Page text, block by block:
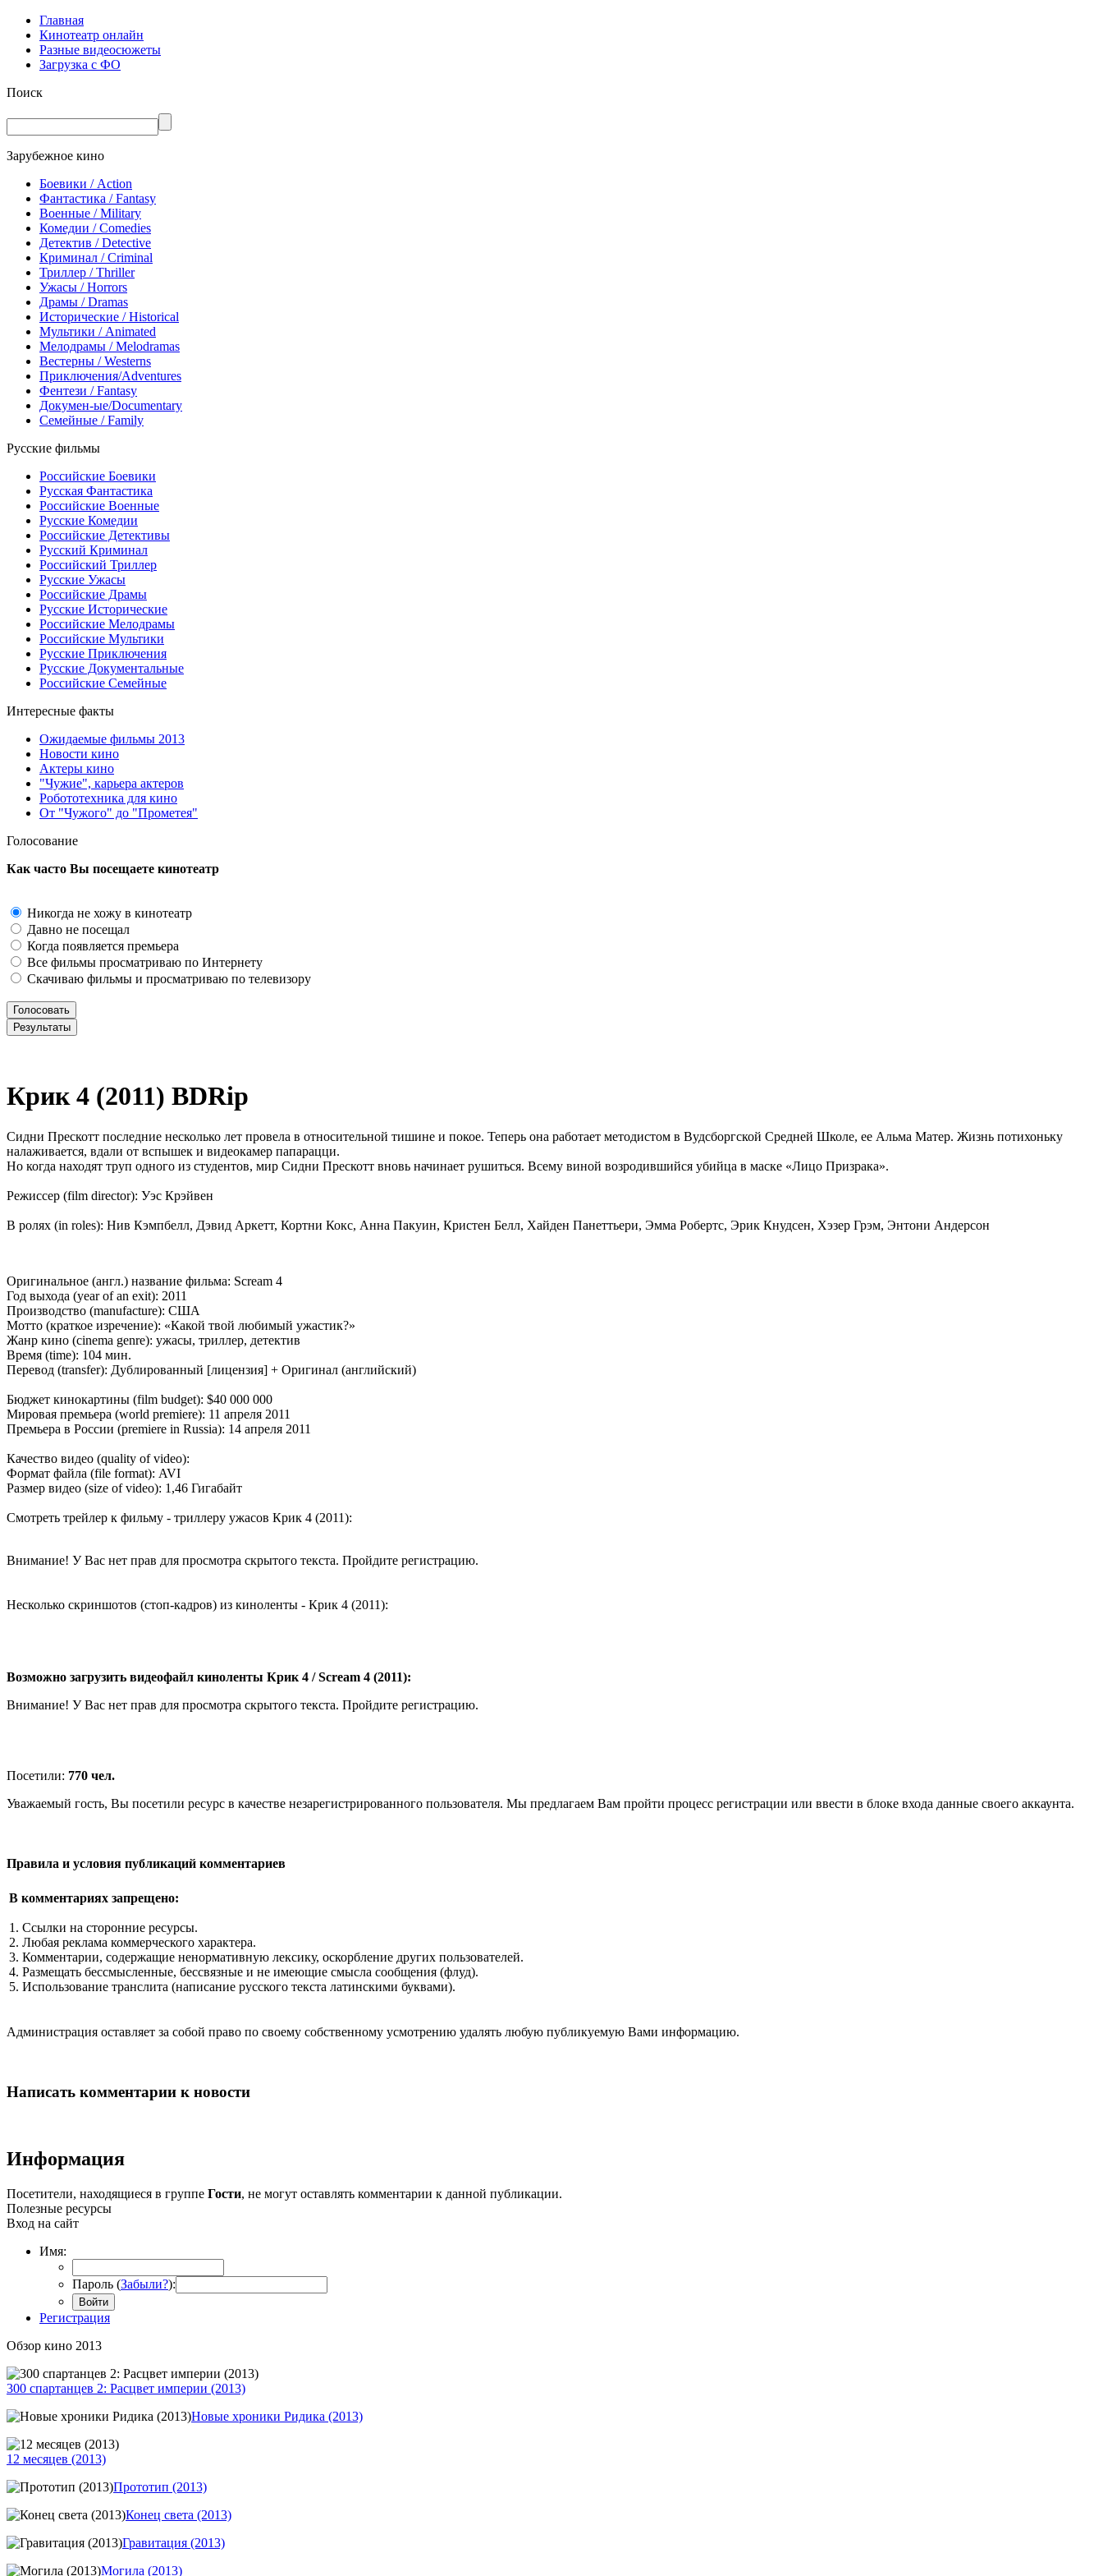
Главная
Кинотеатр онлайн
Разные видеосюжеты
Загрузка с ФО
Поиск
Зарубежное кино
Боевики / Action
Фантастика / Fantasy
Военные / Military
Комедии / Comedies
Детектив / Detective
Криминал / Criminal
Триллер / Thriller
Ужасы / Horrors
Драмы / Dramas
Исторические / Historical
Мультики / Animated
Мелодрамы / Melodramas
Вестерны / Westerns
Приключения/Adventures
Фентези / Fantasy
Докумен-ые/Documentary
Семейные / Family
Русские фильмы
Российские Боевики
Русская Фантастика
Российские Военные
Русские Комедии
Российские Детективы
Русский Криминал
Российский Триллер
Русские Ужасы
Российские Драмы
Русские Исторические
Российские Мелодрамы
Российские Мультики
Русские Приключения
Русские Документальные
Российские Семейные
Интересные факты
Ожидаемые фильмы 2013
Новости кино
Актеры кино
"Чужие", карьера актеров
Робототехника для кино
От "Чужого" до "Прометея"
Голосование
Как часто Вы посещаете кинотеатр
Никогда не хожу в кинотеатр
Давно не посещал
Когда появляется премьера
Все фильмы просматриваю по Интернету
Скачиваю фильмы и просматриваю по телевизору
Крик 4 (2011) ВDRір
Сидни Прескотт последние несколько лет провела в относительной тишине и покое. Теперь она работает методистом в Вудсборгской Средней Школе, ее Альма Матер. Жизнь потихоньку
налаживается, вдали от вспышек и видеокамер папарацци.
Но когда находят труп одного из студентов, мир Сидни Прескотт вновь начинает рушиться. Всему виной возродившийся убийца в маске «Лицо Призрака».
Режиссер (film director): Уэс Крэйвен
В ролях (in roles): Нив Кэмпбелл, Дэвид Аркетт, Кортни Кокс, Анна Пакуин, Кристен Белл, Хайден Панеттьери, Эмма Робертс, Эрик Кнудсен, Хэзер Грэм, Энтони Андерсон
Оригинальное (англ.) название фильма: Scream 4
Год выхода (year of an exit): 2011
Производство (manufacture): США
Мотто (краткое изречение): «Какой твой любимый ужастик?»
Жанр кино (cinema genre): ужасы, триллер, детектив
Время (time): 104 мин.
Перевод (transfer): Дублированный [лицензия] + Оригинал (английский)
Бюджет кинокартины (film budget): $40 000 000
Мировая премьера (world premiere): 11 апреля 2011
Премьера в России (premiere in Russia): 14 апреля 2011
Качество видео (quality of video):
Формат файла (file format): AVI
Размер видео (size of video): 1,46 Гигабайт
Смотреть трейлер к фильму - триллеру ужасов Крик 4 (2011):
Внимание! У Вас нет прав для просмотра скрытого текста. Пройдите регистрацию.
Несколько скриншотов (стоп-кадров) из киноленты - Крик 4 (2011):
Возможно загрузить видеофайл киноленты Крик 4 / Scream 4 (2011):
Внимание! У Вас нет прав для просмотра скрытого текста. Пройдите регистрацию.
Посетили: 770 чел.
Уважаемый гость, Вы посетили ресурс в качестве незарегистрированного пользователя. Мы предлагаем Вам пройти процесс регистрации или ввести в блоке входа данные своего аккаунта.
Правила и условия публикаций комментариев
В комментариях запрещено:
1. Ссылки на сторонние ресурсы.
2. Любая реклама коммерческого характера.
3. Комментарии, содержащие ненормативную лексику, оскорбление других пользователей.
4. Размещать бессмысленные, бессвязные и не имеющие смысла сообщения (флуд).
5. Использование транслита (написание русского текста латинскими буквами).
Администрация оставляет за собой право по своему собственному усмотрению удалять любую публикуемую Вами информацию.
Написать комментарии к новости
Информация
Посетители, находящиеся в группе Гости, не могут оставлять комментарии к данной публикации.
Полезные ресурсы
Вход на сайт
Имя:
Пароль (Забыли?):
Войти
Регистрация
Обзор кино 2013
300 спартанцев 2: Расцвет империи (2013)
Новые хроники Ридика (2013)
12 месяцев (2013)
Прототип (2013)
Конец света (2013)
Гравитация (2013)
Могила (2013)